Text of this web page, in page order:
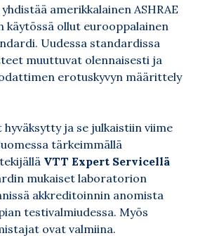
amerikkalainen ASHRAE
käytössä ollut eurooppalainen
Uudessa standardissa
muuttuvat olennaisesti ja
erotuskyvyn määrittely
ja se julkaistiin viime
tärkeimmällä
VTT Expert Servicellä
mukaiset laboratorion
akkreditoinnin anomista
testivalmiudessa. Myös
ovat valmiina.